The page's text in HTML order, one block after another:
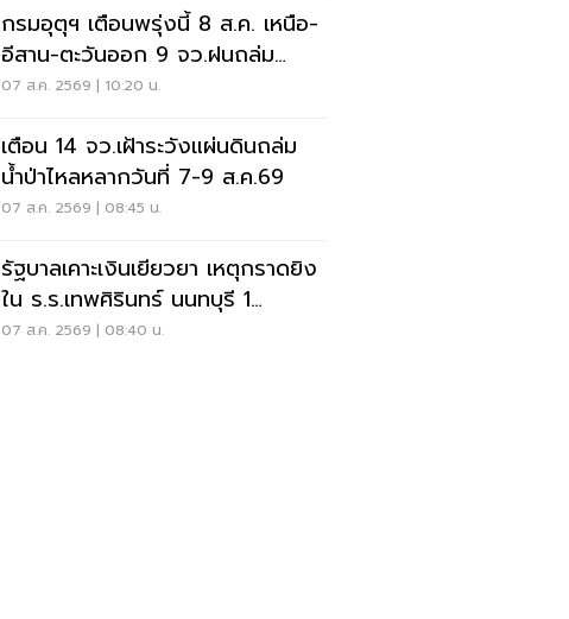
กรมอุตุฯ เตือนพรุ่งนี้ 8 ส.ค. เหนือ-
อีสาน-ตะวันออก 9 จว.ฝนถล่ม
ระวังน้ำท่วมฉับพลัน
07 ส.ค. 2569 | 10:20 น.
เตือน 14 จว.เฝ้าระวังแผ่นดินถล่ม
น้ำป่าไหลหลากวันที่ 7-9 ส.ค.69
07 ส.ค. 2569 | 08:45 น.
รัฐบาลเคาะเงินเยียวยา เหตุกราดยิง
ใน ร.ร.เทพศิรินทร์ นนทบุรี 1
แสน-1ล้าน
07 ส.ค. 2569 | 08:40 น.